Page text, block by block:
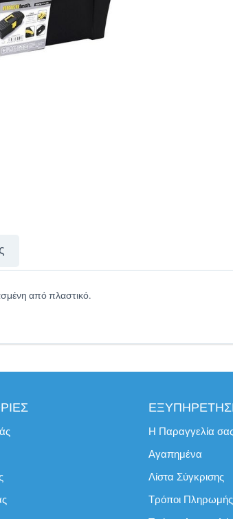
από πλαστικό.
Η Παραγγελία
Αγαπημένα
Λίστα Σύγκρισης
Τρόποι Πληρωμής